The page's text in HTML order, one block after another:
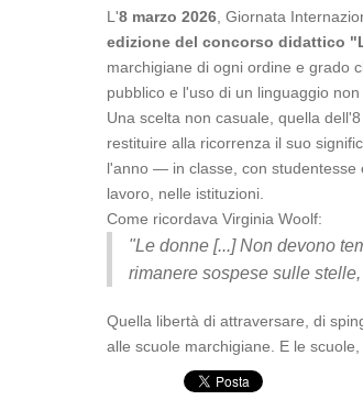
L'8 marzo 2026 , Giornata
edizione del concorso didattico
marchigiane di ogni ordine e grado
pubblico e l'uso di un linguaggio non
Una scelta non casuale, quella
restituire alla ricorrenza il suo
l'anno — in classe, con
lavoro, nelle istituzioni.
Come ricordava Virginia Woolf:
"Le donne [...] Non devono
rimanere sospese sulle
Quella libertà di attraversare, di
alle scuole marchigiane. E le